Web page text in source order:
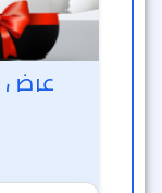
عرض